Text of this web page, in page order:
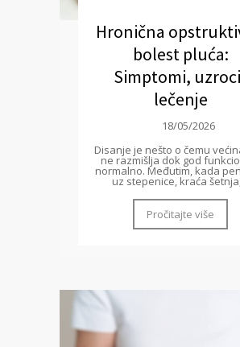
Hronična
bolest pluća:
Simptomi,
lečenje
18/05/2026
Disanje je nešto o čemu
ne razmišlja dok god
normalno. Međutim, kada
uz stepenice, kraća
Pročitajte više